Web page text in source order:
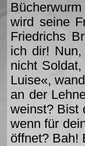
wird seine
Friedrichs
ich dir!
nicht
Luise«,
an der
weinst? Bist
wenn für
öffnet? Bah!